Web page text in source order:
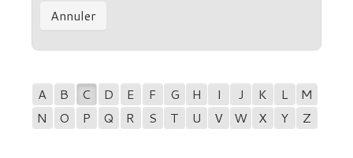
A B C D E F G H I J K L
M
N
O P Q R S T U V W X Y Z